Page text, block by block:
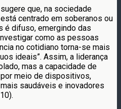
que, na sociedade
centrado em soberanos ou
é difuso, emergindo das
como as pessoas
no cotidiano torna-se mais
ideais”. Assim, a liderança
mas a capacidade de
meio de dispositivos,
saudáveis e inovadores